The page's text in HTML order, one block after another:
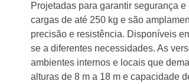
Projetadas para garantir segurança
cargas de até 250 kg e são
precisão e resistência. Disponíveis
se a diferentes necessidades. As
ambientes internos e locais que
alturas de 8 m a 18 m e capacidade